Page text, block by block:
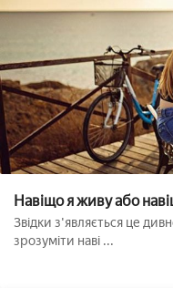
Навіщо я живу або
питань
Звідки з'являється це
зрозуміти наві ...